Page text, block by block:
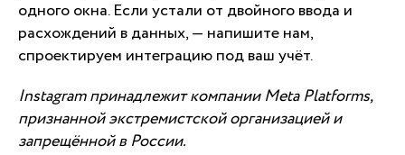
одного окна. Если устали от двойного ввода и
расхождений в данных, — напишите нам,
спроектируем интеграцию под ваш учёт.
Instagram принадлежит компании Meta Platforms,
признанной экстремистской организацией и
запрещённой в России.